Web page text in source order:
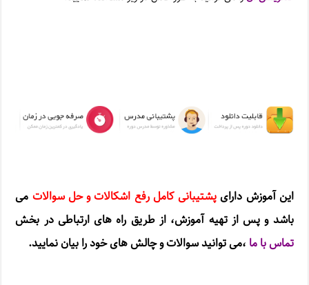
این آموزش دارایپشتیبانی کامل رفع اشکالات و حل سوالات می
باشد و پس از تهیه آموزش، از طریق راه های ارتباطی در بخش
تماس با ما ،می توانید سوالات و چالش های خود را بیان نمایید.